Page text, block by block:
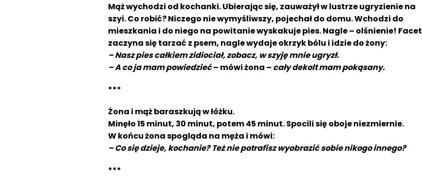
Mąż wychodzi od kochanki. Ubierając się, zauważył w lustrze ugryzienie na
szyi. Co robić? Niczego nie wymyśliwszy, pojechał do domu. Wchodzi do
mieszkania i do niego na powitanie wyskakuje pies. Nagle – olśnienie! Facet
zaczyna się tarzać z psem, nagle wydaje okrzyk bólu i idzie do żony:
– Nasz pies całkiem zidiociał, zobacz, w szyję mnie ugryzł.
– A co ja mam powiedzieć– mówi żona – cały dekolt mam pokąsany.
***
Żona i mąż baraszkują w łóżku.
Minęło 15 minut, 30 minut, potem 45 minut. Spocili się oboje niezmiernie.
W końcu żona spogląda na męża i mówi:
– Co się dzieje, kochanie? Też nie potrafisz wyobrazić sobie nikogo innego?
***